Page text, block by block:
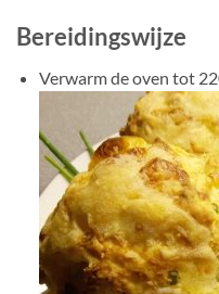
Bereidingswijze
Verwarm de oven tot